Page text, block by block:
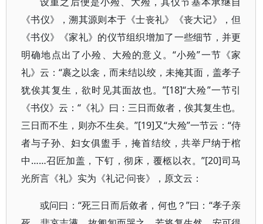
《书仪》，溯其源则本于《士丧礼》《丧大记》，但
《书仪》《家礼》的仪节组织增加了一些细节，并更
明确地点出了小殓、大殓的意义。“小殓”一节《家
礼》云：“裹之以衾，而未结以绞，未掩其面，盖孝子
犹俟其复生，欲时见其面故也。”[18]“大殓”一节引
《书仪》云：“《礼》曰：三日而敛者，俟其复生也。
三日而不生，则亦不生矣。”[19]又“大殓”一节云：“侍
者与子孙、妇女俱盥手，掩首结绞，共举尸纳于棺
中……召匠加盖，下钉，彻床，覆柩以衣。”[20]司马
光所言《礼》实为《礼记·问丧》，原文云：
或问曰：“死三日而后敛者，何也？”曰：“孝子亲